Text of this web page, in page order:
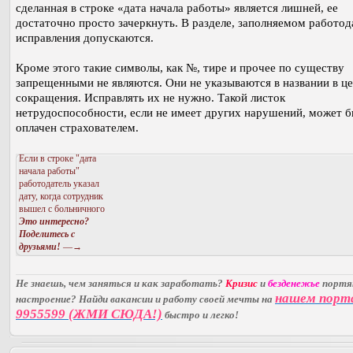
сделанная в строке «дата начала работы» является лишней, ее
достаточно просто зачеркнуть. В разделе, заполняемом
исправления допускаются.
Кроме этого такие символы, как №, тире и прочее по существу
запрещенными не являются. Они не указываются в названии в
сокращения. Исправлять их не нужно. Такой листок
нетрудоспособности, если не имеет других нарушений, может
оплачен страхователем.
Если в строке "дата
начала работы"
работодатель указал
дату, когда сотрудник
вышел с больничного
Это интересно?
Поделитесь с
друзьями! —→
Не знаешь, чем заняться и как заработать? Кризис и безденежье
настроение? Найди вакансии и работу своей мечты на нашем
9955599 (ЖМИ СЮДА!) быстро и легко!